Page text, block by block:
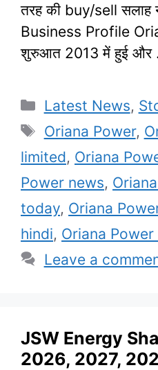
तरह की buy/sell
Business Profile
शुरुआत 2013 में हुई और
Categories
Latest News,
Tags
Oriana Power,
limited, Oriana
Power news,
today, Oriana
hindi, Oriana Power
Leave a
JSW Energy
2026, 2027,